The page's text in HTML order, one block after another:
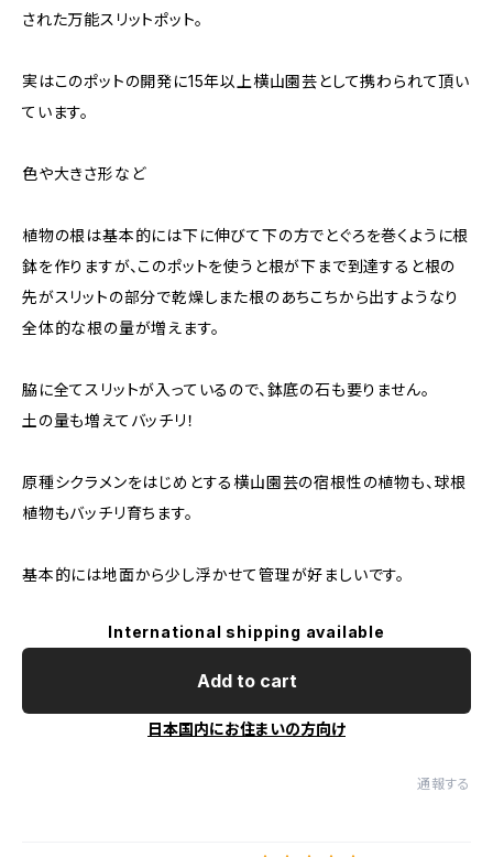
された万能スリットポット。
実はこのポットの開発に15年以上横山園芸として携わられて頂い
ています。
色や大きさ形など
植物の根は基本的には下に伸びて下の方でとぐろを巻くように根
鉢を作りますが、このポットを使うと根が下まで到達すると根の
先がスリットの部分で乾燥しまた根のあちこちから出すようなり
全体的な根の量が増えます。
脇に全てスリットが入っているので、鉢底の石も要りません。
土の量も増えてバッチリ！
原種シクラメンをはじめとする横山園芸の宿根性の植物も、球根
植物もバッチリ育ちます。
基本的には地面から少し浮かせて管理が好ましいです。
International shipping available
Add to cart
日本国内にお住まいの方向け
通報する